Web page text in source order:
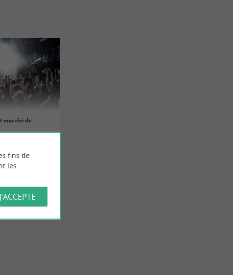
marché de
fins de
les
J'ACCEPTE